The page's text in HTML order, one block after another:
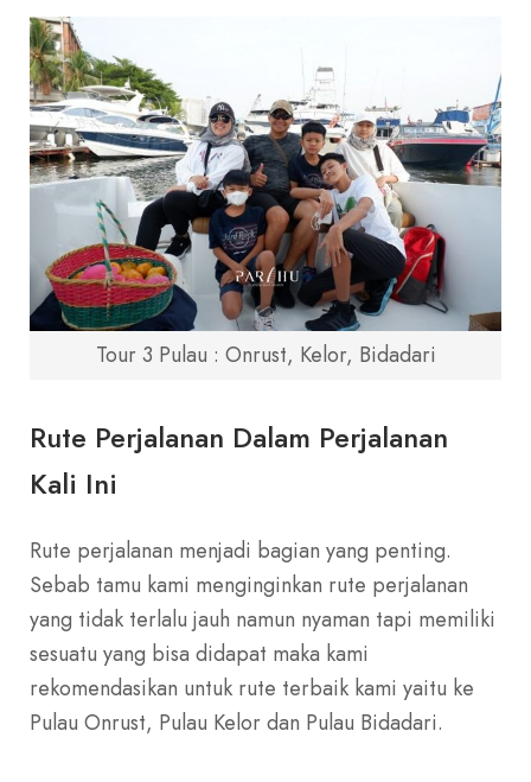
Tour 3 Pulau : Onrust, Kelor, Bidadari
Rute Perjalanan Dalam Perjalanan
Kali Ini
Rute perjalanan menjadi bagian yang penting.
Sebab tamu kami menginginkan rute perjalanan
yang tidak terlalu jauh namun nyaman tapi memiliki
sesuatu yang bisa didapat maka kami
rekomendasikan untuk rute terbaik kami yaitu ke
Pulau Onrust, Pulau Kelor dan Pulau Bidadari.